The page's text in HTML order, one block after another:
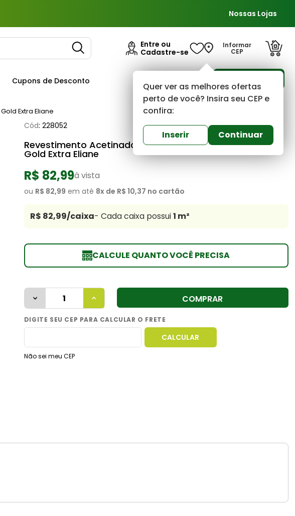
Nossas Lojas
Entre ou
Cadastre-se
Informar
CEP
Quer ver as melhores ofertas
perto de você? Insira seu CEP e
confira:
Inserir Continuar
Cupons de Desconto
Extra Eliane
Cód: 228052 Eliane 0 (0)
Revestimento Acetinado Retificado 45x90 Cube Light
Gold Extra Eliane
R$ 82,99à vista
ou R$ 82,99 em até 8x de R$ 10,37 no cartão
R$ 82,99/caixa- Cada caixa possui1 m²
CALCULE QUANTO VOCÊ PRECISA
COMPRAR
Não sei meu CEP